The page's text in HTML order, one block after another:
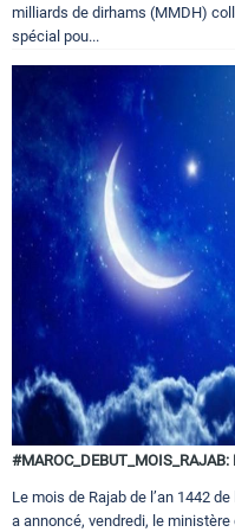
milliards de dirhams (MMDH)
spécial pou...
Le mois de Rajab de l’an 1442
a annoncé, vendredi, le